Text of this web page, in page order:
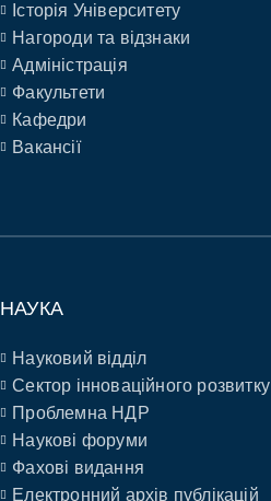
Історія Університету
Нагороди та відзнаки
Адміністрація
Факультети
Кафедри
Вакансії
НАУКА
Науковий відділ
Сектор інноваційного розвитку
Проблемна НДР
Наукові форуми
Фахові видання
Електронний архів публікацій